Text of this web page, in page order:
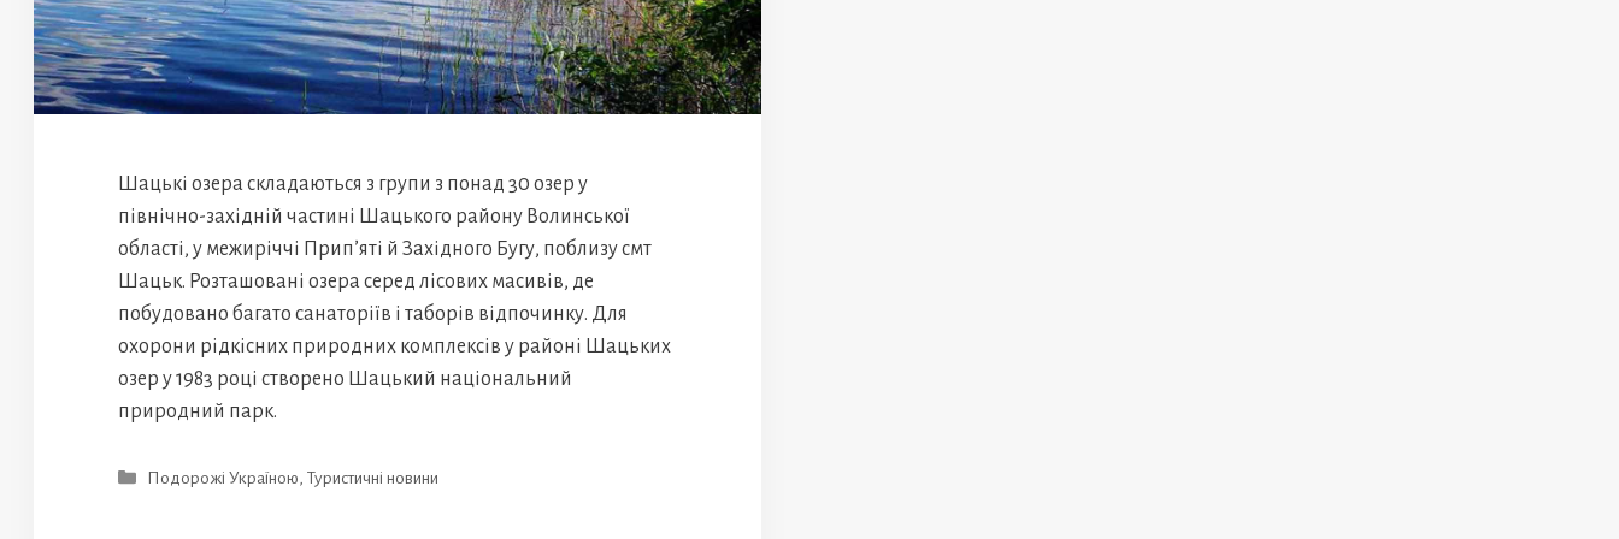
Шацькі озера складаються з групи з понад 30 озер у
північно-західній частині Шацького району Волинської
області, у межиріччі Прип’яті й Західного Бугу, поблизу смт
Шацьк. Розташовані озера серед лісових масивів, де
побудовано багато санаторіїв і таборів відпочинку. Для
охорони рідкісних природних комплексів у районі Шацьких
озер у 1983 році створено Шацький національний
природний парк.
Категорії
Подорожі Україною,Туристичні новини